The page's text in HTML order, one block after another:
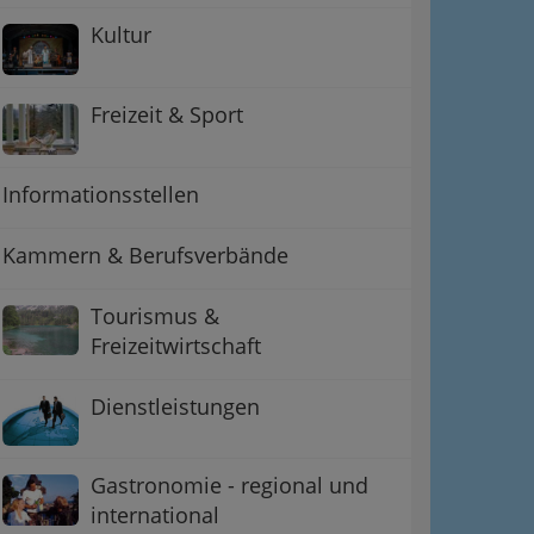
Kultur
Freizeit & Sport
Informationsstellen
Kammern & Berufsverbände
Tourismus &
Freizeitwirtschaft
Dienstleistungen
Gastronomie - regional und
international